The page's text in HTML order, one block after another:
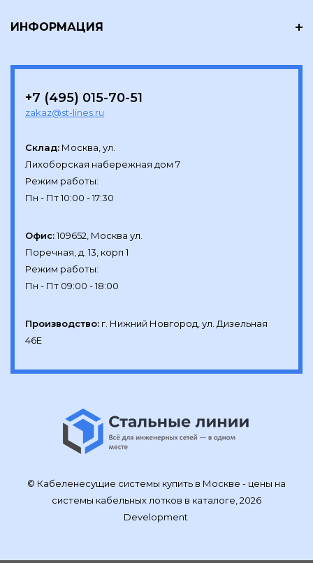
ИНФОРМАЦИЯ
+7 (495) 015-70-51
zakaz@st-lines.ru
Склад: Москва, ул.
Лихоборская набережная дом 7
Режим работы:
Офис:109652, Москва ул.
Поречная, д. 13, корп 1
Режим работы:
Производство: г. Нижний Новгород, ул. Дизельная
46Е
© Кабеленесущие системы купить в Москве - цены на
системы кабельных лотков в каталоге, 2026
Development